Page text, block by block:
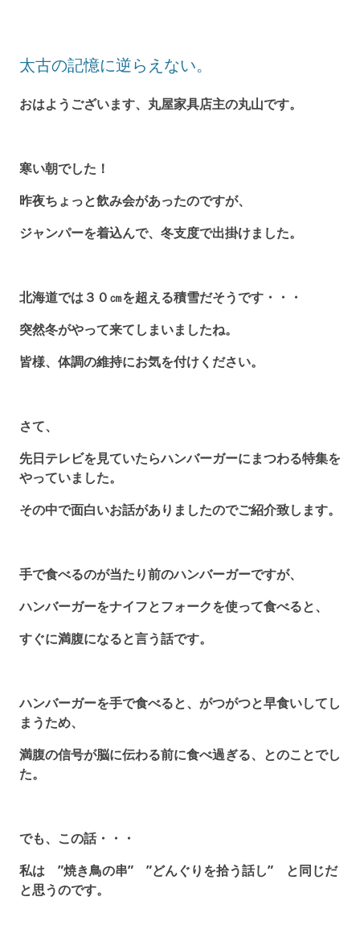
太古の記憶に逆らえない。
おはようございます、丸屋家具店主の丸山です。
寒い朝でした！
昨夜ちょっと飲み会があったのですが、
ジャンパーを着込んで、冬支度で出掛けました。
北海道では３０㎝を超える積雪だそうです・・・
突然冬がやって来てしまいましたね。
皆様、体調の維持にお気を付けください。
さて、
先日テレビを見ていたらハンバーガーにまつわる特集を
やっていました。
その中で面白いお話がありましたのでご紹介致します。
手で食べるのが当たり前のハンバーガーですが、
ハンバーガーをナイフとフォークを使って食べると、
すぐに満腹になると言う話です。
ハンバーガーを手で食べると、がつがつと早食いしてし
まうため、
満腹の信号が脳に伝わる前に食べ過ぎる、とのことでし
た。
でも、この話・・・
私は ”焼き鳥の串” ”どんぐりを拾う話し” と同じだ
と思うのです。